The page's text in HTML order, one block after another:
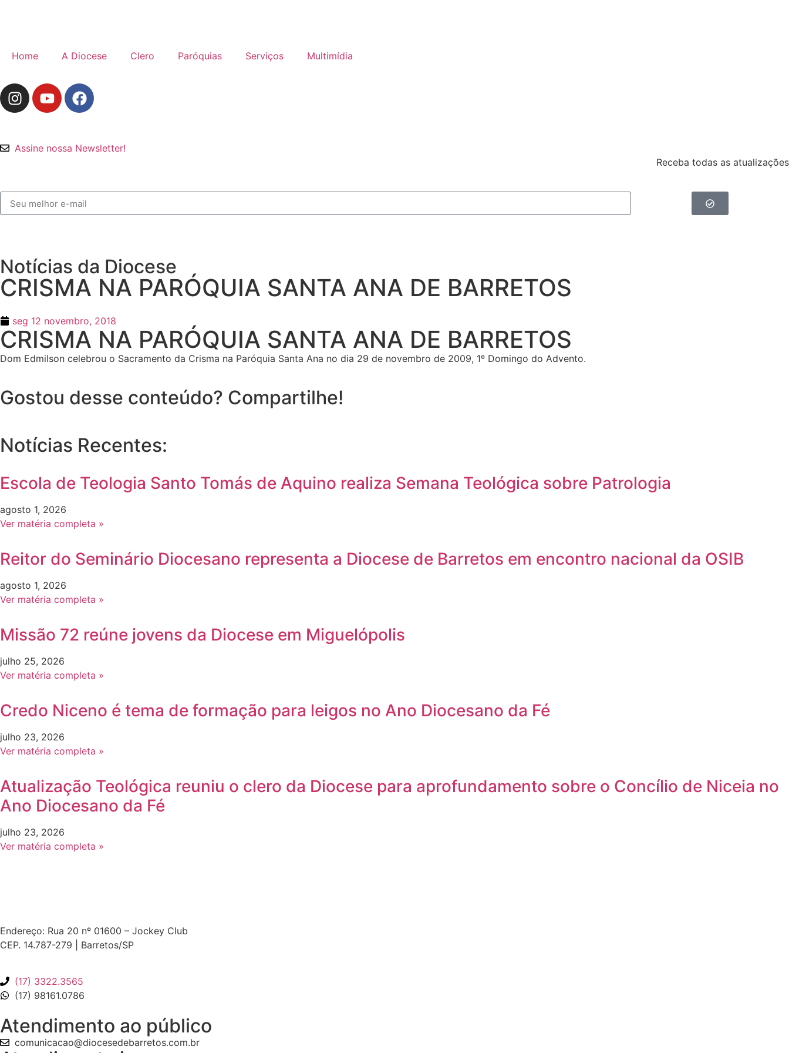
Home A Diocese Clero Paróquias Serviços Multimídia
Assine nossa Newsletter!
Receba todas as atualizações
Notícias da Diocese
CRISMA NA PARÓQUIA SANTA ANA DE BARRETOS
seg 12 novembro, 2018
CRISMA NA PARÓQUIA SANTA ANA DE BARRETOS
Dom Edmilson celebrou o Sacramento da Crisma na Paróquia Santa Ana no dia 29 de novembro de 2009, 1º Domingo do Advento.
Gostou desse conteúdo? Compartilhe!
Notícias Recentes:
Escola de Teologia Santo Tomás de Aquino realiza Semana Teológica sobre Patrologia
agosto 1, 2026
Ver matéria completa »
Reitor do Seminário Diocesano representa a Diocese de Barretos em encontro nacional da OSIB
agosto 1, 2026
Ver matéria completa »
Missão 72 reúne jovens da Diocese em Miguelópolis
julho 25, 2026
Ver matéria completa »
Credo Niceno é tema de formação para leigos no Ano Diocesano da Fé
julho 23, 2026
Ver matéria completa »
Atualização Teológica reuniu o clero da Diocese para aprofundamento sobre o Concílio de Niceia no
Ano Diocesano da Fé
julho 23, 2026
Ver matéria completa »
Endereço: Rua 20 nº 01600 – Jockey Club
CEP. 14.787-279 | Barretos/SP
(17) 3322.3565
(17) 98161.0786
Atendimento ao público
comunicacao@diocesedebarretos.com.br